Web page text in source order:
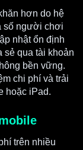
hơn do hệ
số người chơi
nhật ổn định
sẻ qua tài khoản
bền vững.
chi phí và trải
hoặc iPad.
trên nhiều